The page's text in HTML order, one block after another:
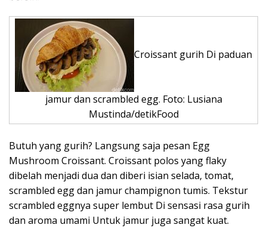
Croissant gurih Di paduan
jamur dan scrambled egg. Foto: Lusiana
Mustinda/detikFood
Butuh yang gurih? Langsung saja pesan Egg
Mushroom Croissant. Croissant polos yang flaky
dibelah menjadi dua dan diberi isian selada, tomat,
scrambled egg dan jamur champignon tumis. Tekstur
scrambled eggnya super lembut Di sensasi rasa gurih
dan aroma umami Untuk jamur juga sangat kuat.